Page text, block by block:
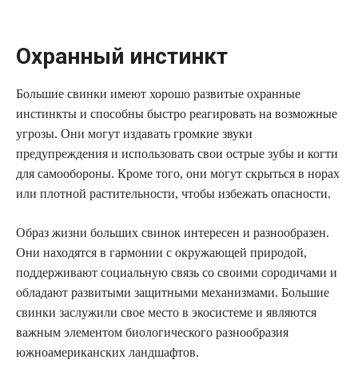
Охранный инстинкт
Большие свинки имеют хорошо развитые охранные
инстинкты и способны быстро реагировать на возможные
угрозы. Они могут издавать громкие звуки
предупреждения и использовать свои острые зубы и когти
для самообороны. Кроме того, они могут скрыться в норах
или плотной растительности, чтобы избежать опасности.
Образ жизни больших свинок интересен и разнообразен.
Они находятся в гармонии с окружающей природой,
поддерживают социальную связь со своими сородичами и
обладают развитыми защитными механизмами. Большие
свинки заслужили свое место в экосистеме и являются
важным элементом биологического разнообразия
южноамериканских ландшафтов.